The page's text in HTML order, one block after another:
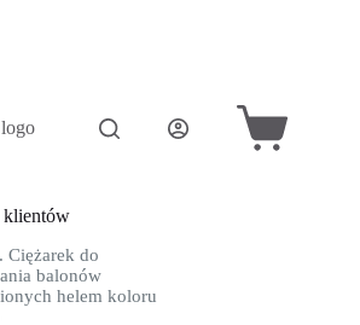
Akcesoria do balonówKoszyk
klientów
Ciężarek do
balonów
helem koloru